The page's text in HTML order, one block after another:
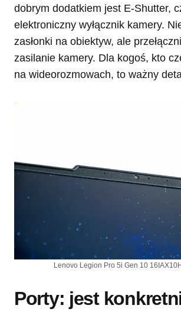
dobrym dodatkiem jest E-Shutter,
elektroniczny wyłącznik kamery.
zasłonki na obiektyw, ale
zasilanie kamery. Dla kogoś, kto
na wideorozmowach, to ważny
Lenovo Legion Pro 5i Gen 10
Porty: jest